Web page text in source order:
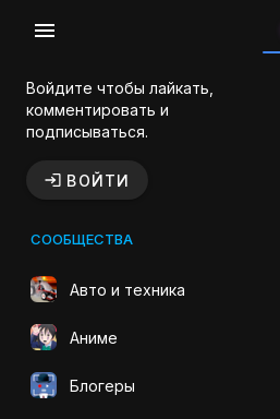
Войдите чтобы лайкать,
комментировать и
подписываться.
ВОЙТИ
СООБЩЕСТВА
Авто и техника
Аниме
Блогеры